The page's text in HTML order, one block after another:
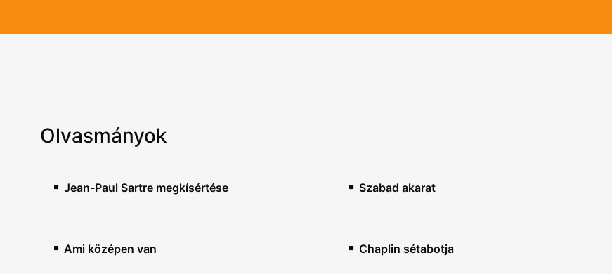
Olvasmányok
Jean-Paul Sartre megkísértése Szabad akarat
Ami középen van Chaplin sétabotja